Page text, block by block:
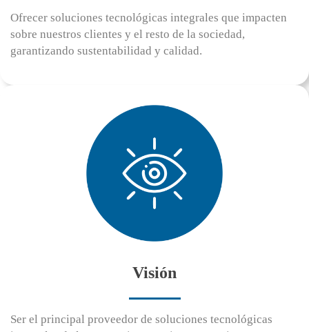
Ofrecer soluciones tecnológicas integrales que impacten
sobre nuestros clientes y el resto de la sociedad,
garantizando sustentabilidad y calidad.
Visión
Ser el principal proveedor de soluciones tecnológicas